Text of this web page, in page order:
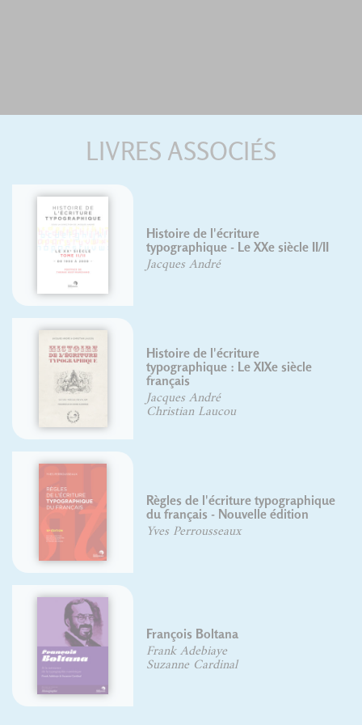
LIVRES ASSOCIÉS
Roger Excoffon
David Rault
Codex 1980
Jean Alessandrini
Histoire de l'écriture
typographique, le XVIIIe siècle,
Yves Perrousseaux
Histoire de l'écriture
typographique, le XVIIIe siècle,
Yves Perrousseaux